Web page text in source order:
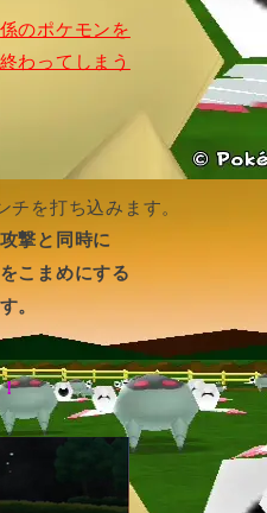
のポケモンを
わってしまう
を打ち込みます。
撃と同時に
こまめにする
。